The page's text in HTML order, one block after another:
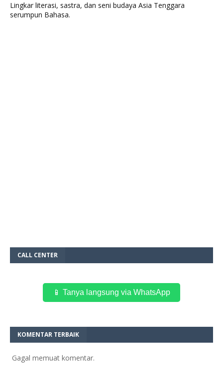
Lingkar literasi, sastra, dan seni budaya Asia Tenggara
serumpun Bahasa.
CALL CENTER
📱 Tanya langsung via WhatsApp
KOMENTAR TERBAIK
Gagal memuat komentar.